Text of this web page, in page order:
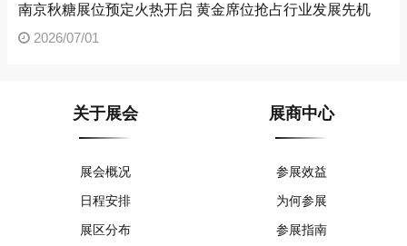
南京秋糖展位预定火热开启 黄金席位抢占行业发展先机
2026/07/01
关于展会
展会概况
日程安排
展区分布
展商中心
参展效益
为何参展
参展指南